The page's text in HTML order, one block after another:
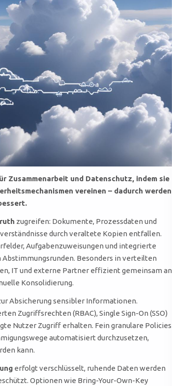
Zusammenarbeit und Datenschutz, indem sie
vereinen – dadurch werden
zugreifen: Dokumente, Prozessdaten und
durch veraltete Kopien entfallen.
Aufgabenzuweisungen und integrierte
Besonders in verteilten
IT und externe Partner effizient gemeinsam an
Konsolidierung.
Absicherung sensibler Informationen.
Zugriffsrechten (RBAC), Single Sign-On (SSO)
Nutzer Zugriff erhalten. Fein granulare Policies
automatisiert durchzusetzen,
kann.
erfolgt verschlüsselt, ruhende Daten werden
Optionen wie Bring-Your-Own-Key